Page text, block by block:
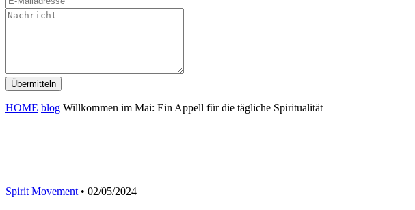
HOME blog Willkommen im Mai: Ein Appell für die tägliche Spiritualität
Spirit Movement • 02/05/2024